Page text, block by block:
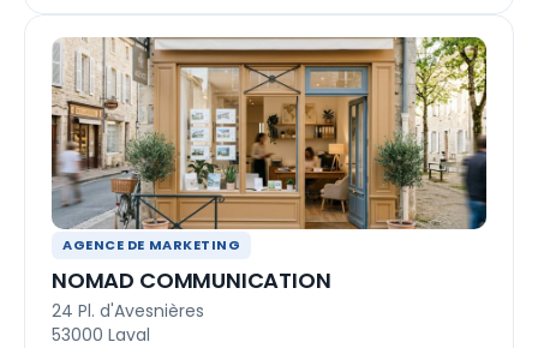
AGENCE DE MARKETING
NOMAD COMMUNICATION
24 Pl. d'Avesnières
53000 Laval